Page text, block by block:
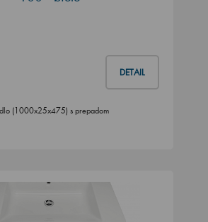
DETAIL
(1000x25x475) s prepadom